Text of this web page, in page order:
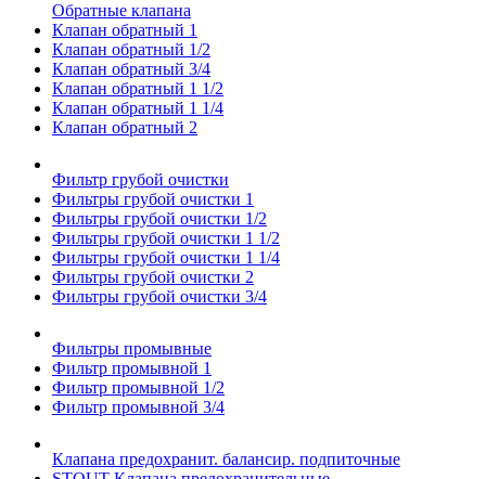
Обратные клапана
Клапан обратный 1
Клапан обратный 1/2
Клапан обратный 3/4
Клапан обратный 1 1/2
Клапан обратный 1 1/4
Клапан обратный 2
Фильтр грубой очистки
Фильтры грубой очистки 1
Фильтры грубой очистки 1/2
Фильтры грубой очистки 1 1/2
Фильтры грубой очистки 1 1/4
Фильтры грубой очистки 2
Фильтры грубой очистки 3/4
Фильтры промывные
Фильтр промывной 1
Фильтр промывной 1/2
Фильтр промывной 3/4
Клапана предохранит. балансир. подпиточные